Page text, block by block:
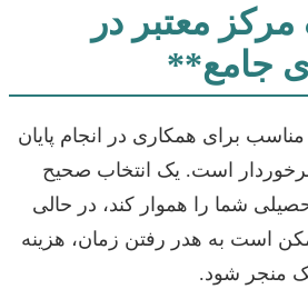
معتبر در
جامع**
برای همکاری در انجام پایان
برخوردار است. یک انتخاب صحیح
شما را هموار کند، در حالی
است به هدر رفتن زمان، هزینه
منجر شود.